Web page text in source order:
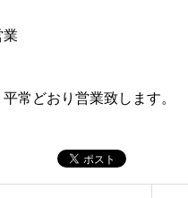
業
常どおり営業致します。